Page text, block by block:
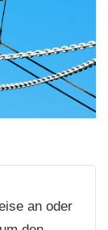
an oder